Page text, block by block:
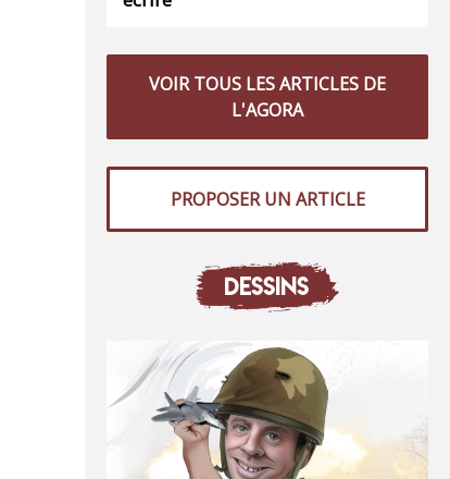
VOIR TOUS LES ARTICLES DE
L'AGORA
PROPOSER UN ARTICLE
DESSINS